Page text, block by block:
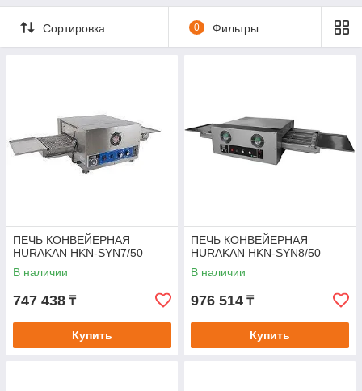
Сортировка 0 Фильтры
ПЕЧЬ КОНВЕЙЕРНАЯ
HURAKAN HKN-SYN7/50
В наличии
747 438 ₸
Купить
ПЕЧЬ КОНВЕЙЕРНАЯ
HURAKAN HKN-SYN8/50
В наличии
976 514 ₸
Купить